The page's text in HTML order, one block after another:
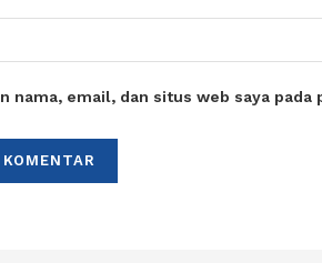
nama, email, dan situs web saya